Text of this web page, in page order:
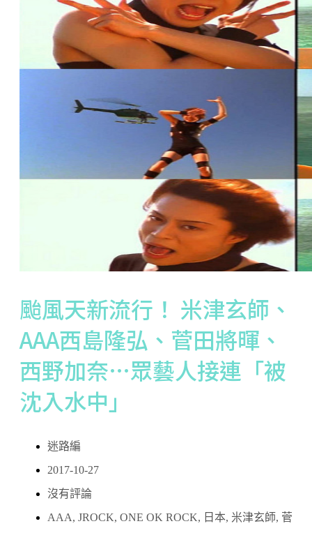
颱風天新流行！ 米津玄師、
AAA西島隆弘、菅田將暉、
西野加奈…眾藝人接連「被
沈入水中」
迷路編
2017-10-27
沒有評論
AAA, JROCK, ONE OK ROCK, 日本, 米津玄師, 菅